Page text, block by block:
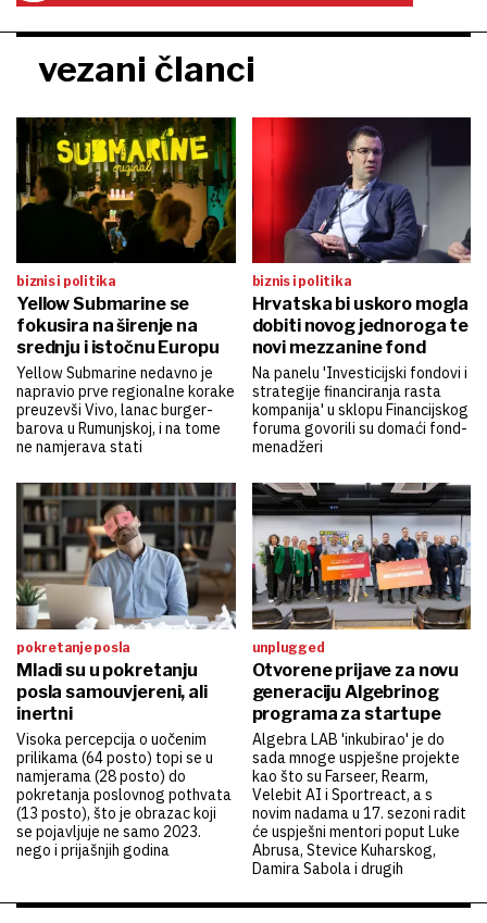
vezani članci
biznis i politika
Yellow Submarine se
fokusira na širenje na
srednju i istočnu Europu
Yellow Submarine nedavno je
napravio prve regionalne korake
preuzevši Vivo, lanac burger-
barova u Rumunjskoj, i na tome
ne namjerava stati
biznis i politika
Hrvatska bi uskoro mogla
dobiti novog jednoroga te
novi mezzanine fond
Na panelu 'Investicijski fondovi i
strategije financiranja rasta
kompanija' u sklopu Financijskog
foruma govorili su domaći fond-
menadžeri
pokretanje posla
Mladi su u pokretanju
posla samouvjereni, ali
inertni
Visoka percepcija o uočenim
prilikama (64 posto) topi se u
namjerama (28 posto) do
pokretanja poslovnog pothvata
(13 posto), što je obrazac koji
se pojavljuje ne samo 2023.
nego i prijašnjih godina
unplugged
Otvorene prijave za novu
generaciju Algebrinog
programa za startupe
Algebra LAB 'inkubirao' je do
sada mnoge uspješne projekte
kao što su Farseer, Rearm,
Velebit AI i Sportreact, a s
novim nadama u 17. sezoni radit
će uspješni mentori poput Luke
Abrusa, Stevice Kuharskog,
Damira Sabola i drugih